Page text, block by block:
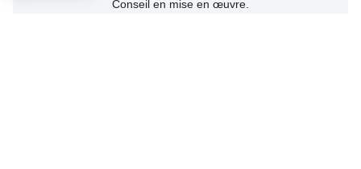
Conseil en mise en œuvre.